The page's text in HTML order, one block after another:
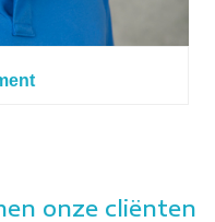
onze cliënten